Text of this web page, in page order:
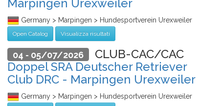
Marpingen Urexweiler
Germany > Marpingen > Hundesportverein Urexweiler
Open Catalog Visualizza risultati
04 - 05/07/2026 CLUB-CAC/CAC
Doppel SRA Deutscher Retriever
Club DRC - Marpingen Urexweiler
Germany > Marpingen > Hundesportverein Urexweiler